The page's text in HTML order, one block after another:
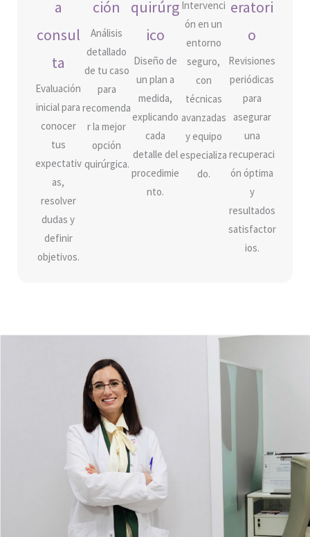
a
consul
ta
Evaluación
inicial para
conocer
tus
expectativ
as,
resolver
dudas y
definir
objetivos.
ción
Análisis
detallado
de tu caso
para
recomenda
r la mejor
opción
quirúrgica.
quirúrg
ico
Diseño de
un plan a
medida,
explicando
cada
detalle del
procedimie
nto.
Intervenci
ón en un
entorno
seguro,
con
técnicas
avanzadas
y equipo
especializa
do.
eratori
o
Revisiones
periódicas
para
asegurar
una
recuperaci
ón óptima
y
resultados
satisfactor
ios.